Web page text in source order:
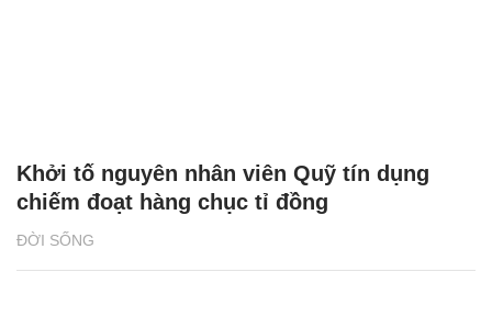
ĐỜI SỐNG
Khởi tố nguyên nhân viên Quỹ tín dụng
chiếm đoạt hàng chục tỉ đồng